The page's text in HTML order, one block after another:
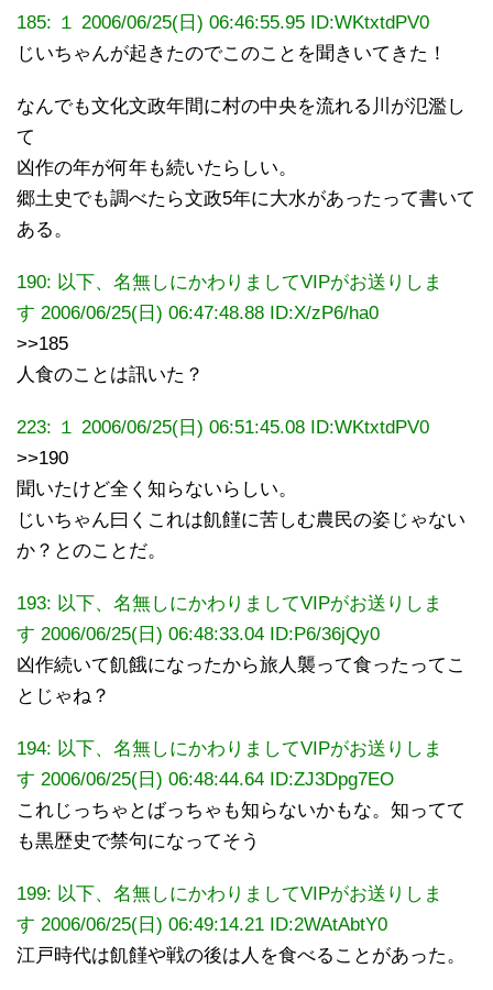
185: １ 2006/06/25(日) 06:46:55.95
ID:WKtxtdPV0
じいちゃんが起きたのでこのことを聞きいてきた！
なんでも文化文政年間に村の中央を流れる川が氾濫し
て
凶作の年が何年も続いたらしい。
郷土史でも調べたら文政5年に大水があったって書いて
ある。
190: 以下、名無しにかわりましてVIPがお送りしま
す 2006/06/25(日) 06:47:48.88 ID:X/zP6/ha0
>>185
人食のことは訊いた？
223: １ 2006/06/25(日) 06:51:45.08
ID:WKtxtdPV0
>>190
聞いたけど全く知らないらしい。
じいちゃん曰くこれは飢饉に苦しむ農民の姿じゃない
か？とのことだ。
193: 以下、名無しにかわりましてVIPがお送りしま
す 2006/06/25(日) 06:48:33.04 ID:P6/36jQy0
凶作続いて飢餓になったから旅人襲って食ったってこ
とじゃね？
194: 以下、名無しにかわりましてVIPがお送りしま
す 2006/06/25(日) 06:48:44.64 ID:ZJ3Dpg7EO
これじっちゃとばっちゃも知らないかもな。知ってて
も黒歴史で禁句になってそう
199: 以下、名無しにかわりましてVIPがお送りしま
す 2006/06/25(日) 06:49:14.21 ID:2WAtAbtY0
江戸時代は飢饉や戦の後は人を食べることがあった。